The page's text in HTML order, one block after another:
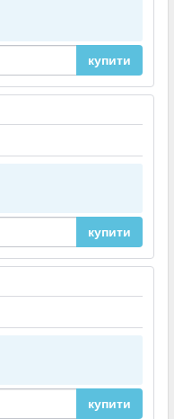
купити
купити
купити